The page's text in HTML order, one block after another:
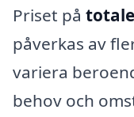
Priset på
påverkas av
variera
behov och